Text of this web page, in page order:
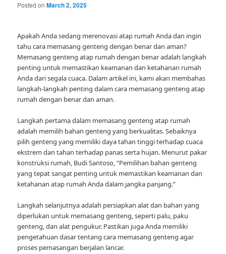
Posted onMarch 2, 2025
Apakah Anda sedang merenovasi atap rumah Anda dan ingin
tahu cara memasang genteng dengan benar dan aman?
Memasang genteng atap rumah dengan benar adalah langkah
penting untuk memastikan keamanan dan ketahanan rumah
Anda dari segala cuaca. Dalam artikel ini, kami akan membahas
langkah-langkah penting dalam cara memasang genteng atap
rumah dengan benar dan aman.
Langkah pertama dalam memasang genteng atap rumah
adalah memilih bahan genteng yang berkualitas. Sebaiknya
pilih genteng yang memiliki daya tahan tinggi terhadap cuaca
ekstrem dan tahan terhadap panas serta hujan. Menurut pakar
konstruksi rumah, Budi Santoso, “Pemilihan bahan genteng
yang tepat sangat penting untuk memastikan keamanan dan
ketahanan atap rumah Anda dalam jangka panjang.”
Langkah selanjutnya adalah persiapkan alat dan bahan yang
diperlukan untuk memasang genteng, seperti palu, paku
genteng, dan alat pengukur. Pastikan juga Anda memiliki
pengetahuan dasar tentang cara memasang genteng agar
proses pemasangan berjalan lancar.